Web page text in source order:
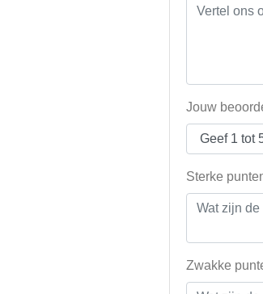
Jouw
Sterke
Zwakke